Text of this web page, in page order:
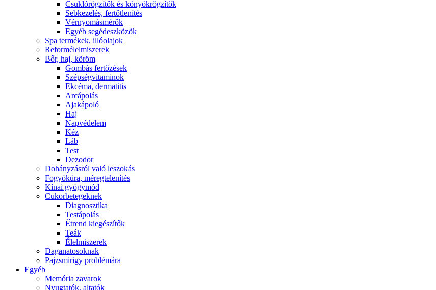
Csuklórögzítők és könyökrögzítők
Sebkezelés, fertőtlenítés
Vérnyomásmérők
Egyéb segédeszközök
Spa termékek, illóolajok
Reformélelmiszerek
Bőr, haj, köröm
Gombás fertőzések
Szépségvitaminok
Ekcéma, dermatitis
Arcápolás
Ajakápoló
Haj
Napvédelem
Kéz
Láb
Test
Dezodor
Dohányzásról való leszokás
Fogyókúra, méregtelenítés
Kínai gyógymód
Cukorbetegeknek
Diagnosztika
Testápolás
É́trend kiegészítők
Teák
É́lelmiszerek
Daganatosoknak
Pajzsmirigy problémára
Egyéb
Memória zavarok
Nyugtatók, altatók